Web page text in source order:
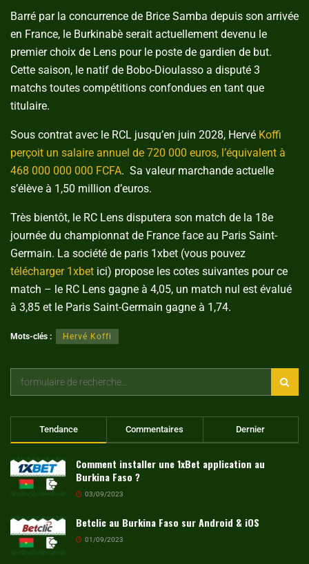
Barré par la concurrence de Brice Samba depuis son arrivée
en France, le Burkinabè serait actuellement devenu le
premier choix de Lens pour le poste de gardien de but.
Cette saison, le natif de Bobo-Dioulasso a disputé 3
matchs toutes compétitions confondues en tant que
titulaire.
Sous contrat avec le RCL jusqu’en juin 2028, Hervé Koffi
perçoit un salaire annuel de 720 000 euros, l’équivalent à
468 000 000 000 FCFA. Sa valeur marchande actuelle
s’élève à 1,50 million d’euros.
Très bientôt, le RC Lens disputera son match de la 18e
journée du championnat de France face au Paris Saint-
Germain. La société de paris 1xbet (vous pouvez
télécharger 1xbet ici) propose les cotes suivantes pour ce
match – le RC Lens gagne à 4,05, un match nul est évalué
à 3,85 et le Paris Saint-Germain gagne à 1,74.
Mots-clés : Hervé Koffi
Tendance Commentaires Dernier
Comment installer une 1xBet application au
Burkina Faso ?
03/09/2023
Betclic au Burkina Faso sur Android & iOS
01/09/2023